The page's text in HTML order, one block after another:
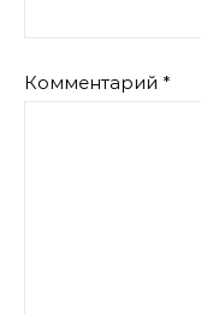
Комментарий *